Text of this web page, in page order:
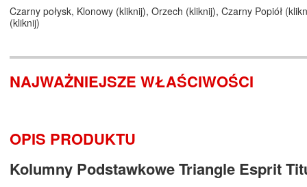
Czarny połysk, Klonowy (kliknij), Orzech (kliknij), Czarny Popiół (
(kliknij)
NAJWAŻNIEJSZE WŁAŚCIWOŚCI
OPIS PRODUKTU
Kolumny Podstawkowe Triangle Esprit